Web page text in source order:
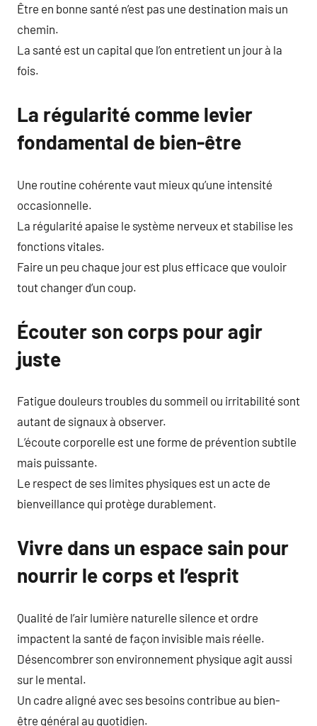
Être en bonne santé n’est pas une destination mais un
chemin.
La santé est un capital que l’on entretient un jour à la
fois.
La régularité comme levier
fondamental de bien-être
Une routine cohérente vaut mieux qu’une intensité
occasionnelle.
La régularité apaise le système nerveux et stabilise les
fonctions vitales.
Faire un peu chaque jour est plus efficace que vouloir
tout changer d’un coup.
Écouter son corps pour agir
juste
Fatigue douleurs troubles du sommeil ou irritabilité sont
autant de signaux à observer.
L’écoute corporelle est une forme de prévention subtile
mais puissante.
Le respect de ses limites physiques est un acte de
bienveillance qui protège durablement.
Vivre dans un espace sain pour
nourrir le corps et l’esprit
Qualité de l’air lumière naturelle silence et ordre
impactent la santé de façon invisible mais réelle.
Désencombrer son environnement physique agit aussi
sur le mental.
Un cadre aligné avec ses besoins contribue au bien-
être général au quotidien.